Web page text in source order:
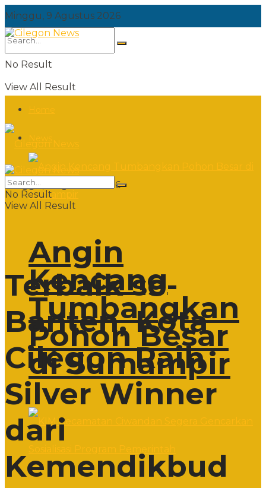
Minggu, 9 Agustus 2026
No Result
View All Result
Angin
Kencang
Tumbangkan
Pohon Besar
di Sumampir
Minggu, 9 Agustus 2026
No Result
View All Result
Terbaik se-
Banten, Kota
Cilegon Raih
Silver Winner
dari
Kemendikbud